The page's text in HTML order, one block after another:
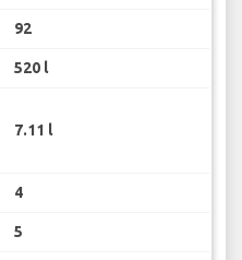
92
520 l
7.11 l
4
5